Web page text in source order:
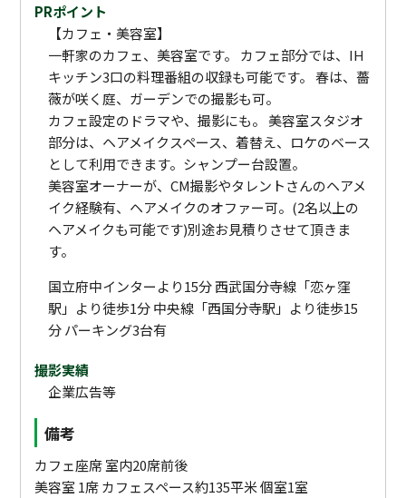
PRポイント
【カフェ・美容室】
一軒家のカフェ、美容室です。 カフェ部分では、IH
キッチン3口の料理番組の収録も可能です。 春は、薔
薇が咲く庭、ガーデンでの撮影も可。
カフェ設定のドラマや、撮影にも。 美容室スタジオ
部分は、ヘアメイクスペース、着替え、ロケのベース
として利用できます。シャンプー台設置。
美容室オーナーが、CM撮影やタレントさんのヘアメ
イク経験有、ヘアメイクのオファー可。(2名以上の
ヘアメイクも可能です)別途お見積りさせて頂きま
す。
国立府中インターより15分 西武国分寺線「恋ヶ窪
駅」より徒歩1分 中央線「西国分寺駅」より徒歩15
分 パーキング3台有
撮影実績
企業広告等
備考
カフェ座席 室内20席前後
美容室 1席 カフェスペース約135平米 個室1室